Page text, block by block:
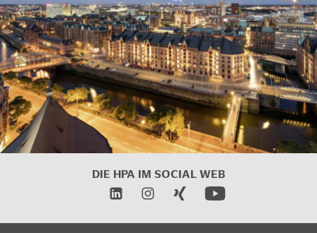
DIE HPA IM SOCIAL WEB